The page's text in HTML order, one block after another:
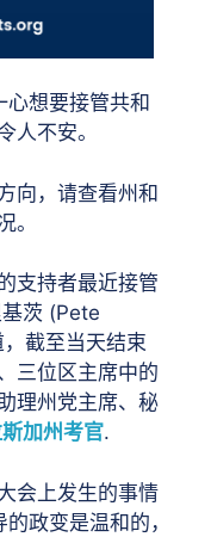
想要接管共和
人不安。
向，请查看州和
。
支持者最近接管
茨 (Pete
截至当天结束
三位区主席中的
理州党主席、秘
加州考官.
会上发生的事情
政变是温和的，